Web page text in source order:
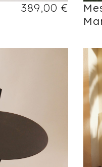
389,00 €